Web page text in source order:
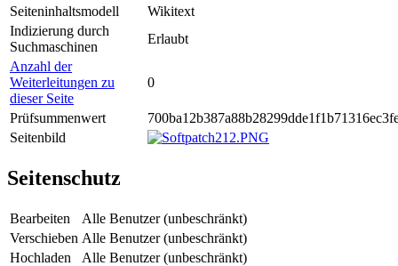
Seiteninhaltsmodell
Wikitext
Indizierung durch
Suchmaschinen
Erlaubt
Anzahl der
Weiterleitungen zu
dieser Seite
0
Prüfsummenwert
Seitenbild
Seitenschutz
Bearbeiten
Alle Benutzer (unbeschränkt)
Verschieben Alle Benutzer (unbeschränkt)
Hochladen
Alle Benutzer (unbeschränkt)